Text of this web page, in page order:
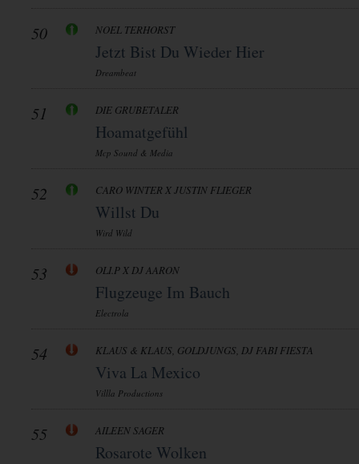
50 NOEL TERHORST
Jetzt Bist Du Wieder Hier
Dreambeat
51 DIE GRUBETALER
Hoamatgefühl
Mcp Sound & Media
52 CARO WINTER X JUSTIN FLIEGER
Willst Du
Wird Wild
53 OLI.P X DJ AARON
Flugzeuge Im Bauch
Electrola
54 KLAUS & KLAUS, GOLDJUNGS, DJ FABI FIESTA
Viva La Mexico
Villla Productions
55 AILEEN SAGER
Rosarote Wolken